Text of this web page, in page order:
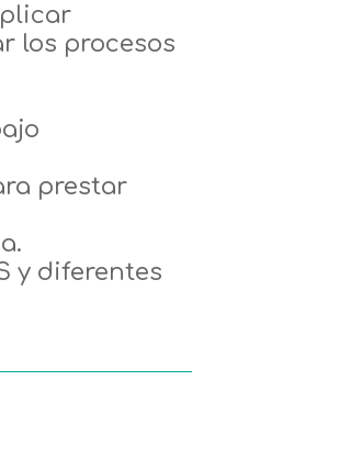
los procesos
prestar
y diferentes